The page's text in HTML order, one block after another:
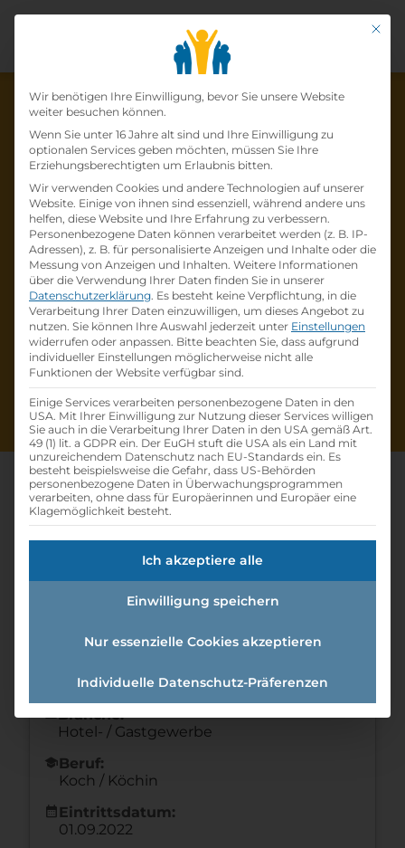
Die Lehrstelle wurde schon
besetzt!
Die LehrstelleLehrling Koch m/w/dbeiVivea
Gesundheitshotelsist schonbesetzt.
Firmenprofil besuchen
Andere Lehrstelle suchen
Lehrling Koch M/w/d
Offene Lehrstellen» Lehrling Koch
Details zur Lehrstelle
folderBranche:
Hotel- / Gastgewerbe
schoolBeruf:
Koch / Köchin
calendar_month Eintrittsdatum:
01.09.2022
Mit
Datenschutz-
Wir benötigen Ihre Einwilligung, bevor Sie unsere Website
weiter besuchen können.
Wenn Sie unter 16 Jahre alt sind und Ihre Einwilligung zu
optionalen Services geben möchten, müssen Sie Ihre
Erziehungsberechtigten um Erlaubnis bitten.
Wir verwenden Cookies und andere Technologien auf unserer
Website. Einige von ihnen sind essenziell, während andere uns
helfen, diese Website und Ihre Erfahrung zu verbessern.
Personenbezogene Daten können verarbeitet werden (z. B. IP-
Adressen), z. B. für personalisierte Anzeigen und Inhalte oder die
Messung von Anzeigen und Inhalten. Weitere Informationen
über die Verwendung Ihrer Daten finden Sie in unserer
Datenschutzerklärung. Es besteht keine Verpflichtung, in die
Verarbeitung Ihrer Daten einzuwilligen, um dieses Angebot zu
nutzen. Sie können Ihre Auswahl jederzeit unter Einstellungen
widerrufen oder anpassen. Bitte beachten Sie, dass aufgrund
individueller Einstellungen möglicherweise nicht alle
Funktionen der Website verfügbar sind.
Einige Services verarbeiten personenbezogene Daten in den
USA. Mit Ihrer Einwilligung zur Nutzung dieser Services willigen
Sie auch in die Verarbeitung Ihrer Daten in den USA gemäß Art.
49 (1) lit. a GDPR ein. Der EuGH stuft die USA als ein Land mit
unzureichendem Datenschutz nach EU-Standards ein. Es
besteht beispielsweise die Gefahr, dass US-Behörden
personenbezogene Daten in Überwachungsprogrammen
verarbeiten, ohne dass für Europäerinnen und Europäer eine
Klagemöglichkeit besteht.
Ich akzeptiere alle
Einwilligung speichern
Nur essenzielle Cookies akzeptieren
Individuelle Datenschutz-Präferenzen